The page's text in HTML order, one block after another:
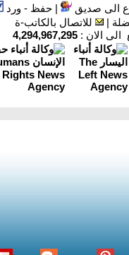
الى صديق |حفظ - ورد
|
للاتصال بالكاتب-ة
الان : 4,294,967,295